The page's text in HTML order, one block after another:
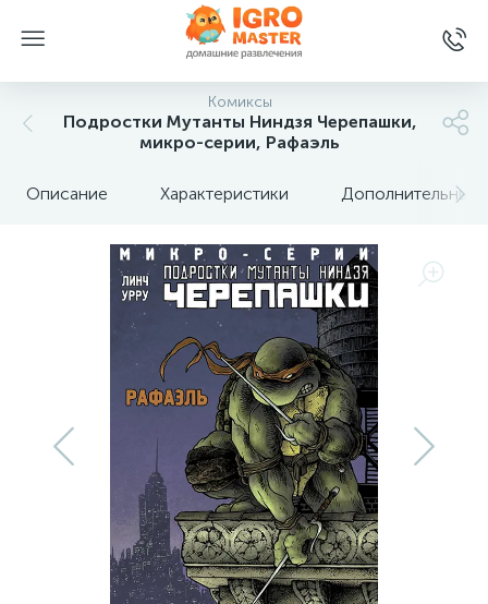
Комиксы
Подростки Мутанты Ниндзя Черепашки,
микро-серии, Рафаэль
Описание Характеристики Дополнительные